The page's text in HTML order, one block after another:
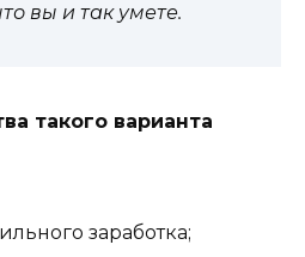
вы и так умете.
такого варианта
заработка;